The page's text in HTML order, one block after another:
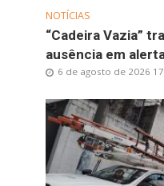
NOTÍCIAS
“Cadeira Vazia”
ausência em
6 de agosto de 2026